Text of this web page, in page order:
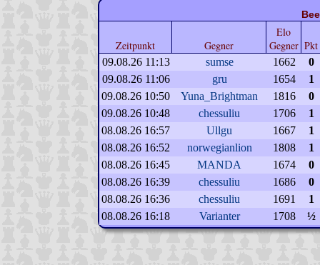
Zeitpunkt Gegner
Elo
Gegner Pkt
09.08.26 11:13 sumse 1662
0
09.08.26 11:06
gru 1654
1
09.08.26 10:50
Yuna_Brightman 1816
0
09.08.26 10:48
chessuliu 1706
1
08.08.26 16:57
Ullgu 1667
1
08.08.26 16:52
norwegianlion 1808
1
08.08.26 16:45
MANDA 1674
0
08.08.26 16:39
chessuliu 1686
0
08.08.26 16:36
chessuliu 1691
1
08.08.26 16:18
Varianter 1708 ½